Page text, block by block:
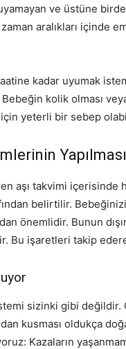
ve üstüne
aralıkları içinde
kadar uyumak
kolik olması
yeterli bir sebep
Yapılması
aşı takvimi
belirtilir.
önemlidir. Bunun
Bu işaretleri takip
sizinki gibi değildir.
kusması oldukça
Kazaların